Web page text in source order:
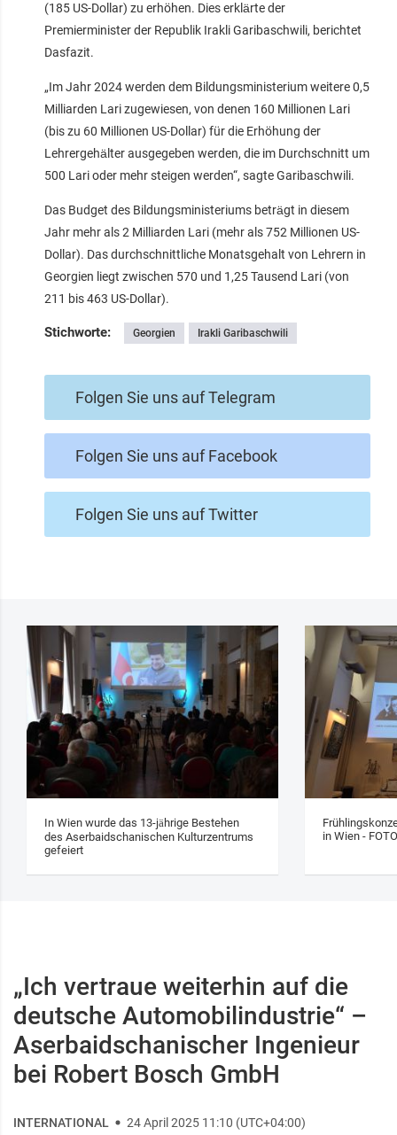
(185 US-Dollar) zu erhöhen. Dies erklärte der
Premierminister der Republik Irakli Garibaschwili, berichtet
Dasfazit.
„Im Jahr 2024 werden dem Bildungsministerium weitere 0,5
Milliarden Lari zugewiesen, von denen 160 Millionen Lari
(bis zu 60 Millionen US-Dollar) für die Erhöhung der
Lehrergehälter ausgegeben werden, die im Durchschnitt um
500 Lari oder mehr steigen werden“, sagte Garibaschwili.
Das Budget des Bildungsministeriums beträgt in diesem
Jahr mehr als 2 Milliarden Lari (mehr als 752 Millionen US-
Dollar). Das durchschnittliche Monatsgehalt von Lehrern in
Georgien liegt zwischen 570 und 1,25 Tausend Lari (von
211 bis 463 US-Dollar).
Stichworte: Georgien Irakli Garibaschwili
Folgen Sie uns auf Telegram
Folgen Sie uns auf Facebook
Folgen Sie uns auf Twitter
In Wien wurde das 13‑jährige Bestehen
des Aserbaidschanischen Kulturzentrums
gefeiert
in Wien - FOTO
„Ich vertraue weiterhin auf die
deutsche Automobilindustrie“ –
Aserbaidschanischer Ingenieur
bei Robert Bosch GmbH
INTERNATIONAL 24 April 2025 11:10 (UTC+04:00)